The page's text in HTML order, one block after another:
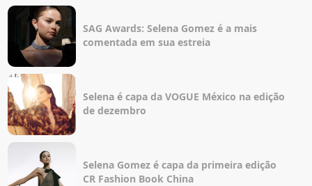
SAG Awards: Selena Gomez é a mais
comentada em sua estreia
Selena é capa da VOGUE México na edição
de dezembro
Selena Gomez é capa da primeira edição
CR Fashion Book China